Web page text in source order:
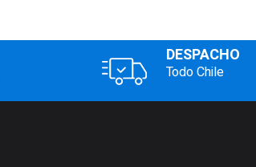
DESPACHO
Todo Chile